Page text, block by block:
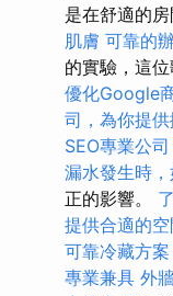
是在舒適的
肌膚 可靠的
的實驗，這
優化Google
司，為你提
SEO專業公司
漏水發生時
正的影響。
提供合適的
可靠冷藏方案
專業兼具 外